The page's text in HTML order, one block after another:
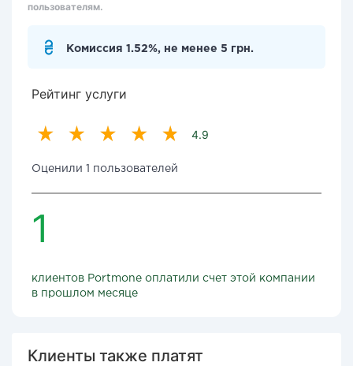
пользователям.
Комиссия 1.52%, не менее 5 грн.
Рейтинг услуги
4.9
Оценили 1 пользователей
1
клиентов Portmone оплатили счет этой компании
в прошлом месяце
Клиенты также платят